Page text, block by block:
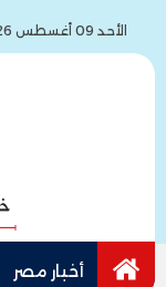
الأحد 09 أغسطس 2026
أخبار مصر